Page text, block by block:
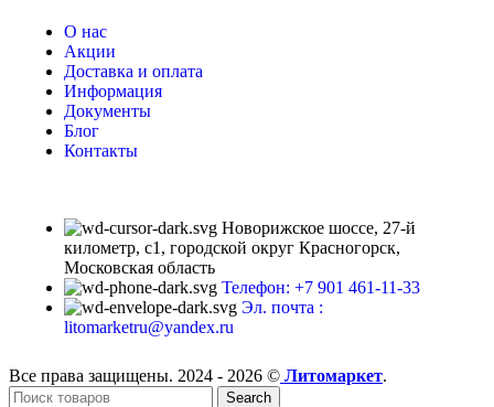
О нас
Акции
Доставка и оплата
Информация
Документы
Блог
Контакты
Новорижское шоссе, 27-й
километр, с1, городской округ Красногорск,
Московская область
Телефон: +7 901 461-11-33
Эл. почта :
litomarketru@yandex.ru
Все права защищены. 2024 - 2026 © Литомаркет.
Search